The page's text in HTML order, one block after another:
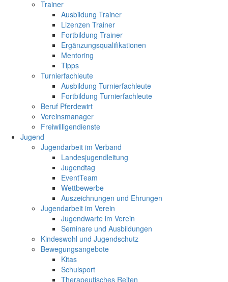
Trainer
Ausbildung Trainer
Lizenzen Trainer
Fortbildung Trainer
Ergänzungsqualifikationen
Mentoring
Tipps
Turnierfachleute
Ausbildung Turnierfachleute
Fortbildung Turnierfachleute
Beruf Pferdewirt
Vereinsmanager
Freiwilligendienste
Jugend
Jugendarbeit im Verband
Landesjugendleitung
Jugendtag
EventTeam
Wettbewerbe
Auszeichnungen und Ehrungen
Jugendarbeit im Verein
Jugendwarte im Verein
Seminare und Ausbildungen
Kindeswohl und Jugendschutz
Bewegungsangebote
Kitas
Schulsport
Therapeutisches Reiten